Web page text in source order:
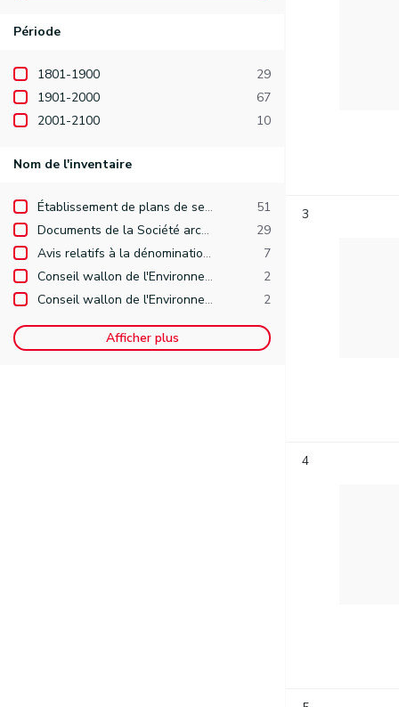
Période
1801-1900
29
1901-2000
67
2001-2100
10
Nom de l'inventaire
Établissement de plans de secteur
51
Documents de la Société archéologique de Namur
29
Avis relatifs à la dénomination de voiries publiques (demandes arrivées après le 1er janvier 1977).
7
Conseil wallon de l'Environnement pour le Développement durable (CWEDD). Études d'incidences et avis (1989-2002)
2
Conseil wallon de l'Environnement pour le Développement durable (CWEDD). Études d'incidences et avis (2003-2006)
2
Afficher plus
3
4